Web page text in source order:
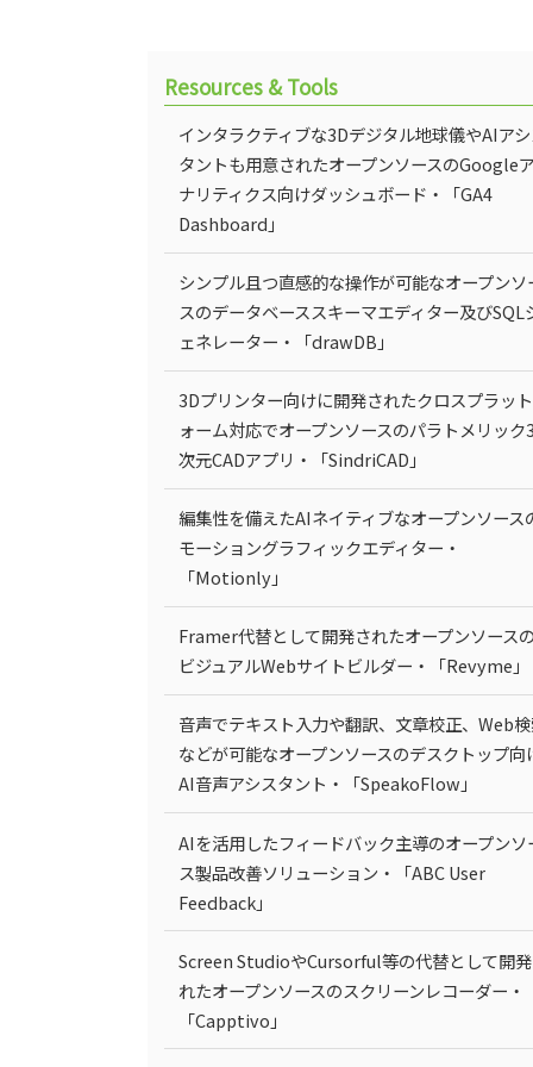
Resources & Tools
インタラクティブな3Dデジタル地球儀やAIア
タントも用意されたオープンソースのGoogleア
ナリティクス向けダッシュボード・「GA4
Dashboard」
シンプル且つ直感的な操作が可能なオープンソ
スのデータベーススキーマエディター及びSQL
ェネレーター・「drawDB」
3Dプリンター向けに開発されたクロスプラッ
ォーム対応でオープンソースのパラトメリック3
次元CADアプリ・「SindriCAD」
編集性を備えたAIネイティブなオープンソース
モーショングラフィックエディター・
「Motionly」
Framer代替として開発されたオープンソースの
ビジュアルWebサイトビルダー・「Revyme」
音声でテキスト入力や翻訳、文章校正、Web
などが可能なオープンソースのデスクトップ向
AI音声アシスタント・「SpeakoFlow」
AIを活用したフィードバック主導のオープンソ
ス製品改善ソリューション・「ABC User
Feedback」
Screen StudioやCursorful等の代替として開
れたオープンソースのスクリーンレコーダー・
「Capptivo」